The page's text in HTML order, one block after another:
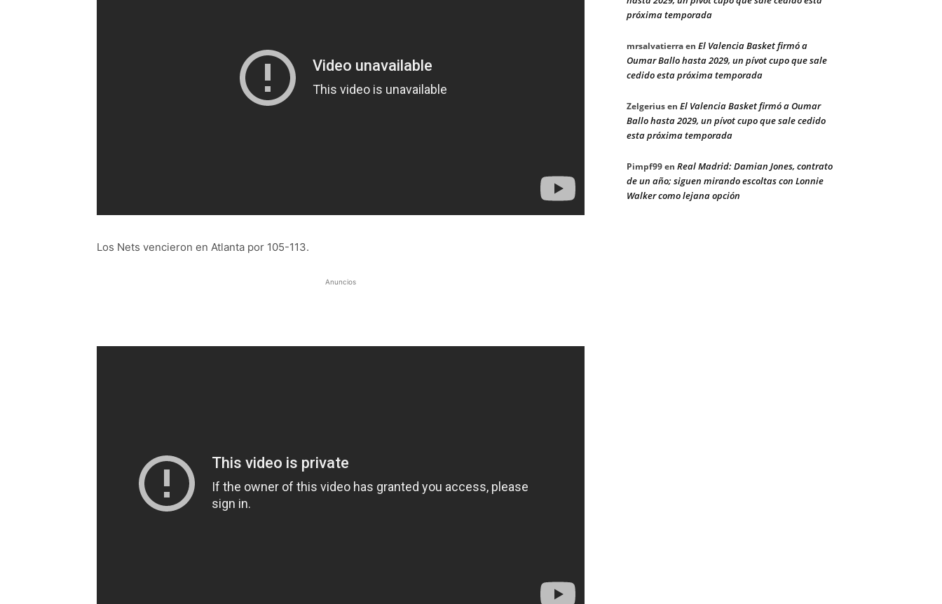
Los Nets vencieron en Atlanta por 105-113.
Anuncios
próxima temporada
mrsalvatierraen El Valencia Basket firmó a
Oumar Ballo hasta 2029, un pívot cupo que sale
cedido esta próxima temporada
Zelgeriusen El Valencia Basket firmó a Oumar
Ballo hasta 2029, un pívot cupo que sale cedido
esta próxima temporada
Pimpf99en Real Madrid: Damian Jones, contrato
de un año; siguen mirando escoltas con Lonnie
Walker como lejana opción